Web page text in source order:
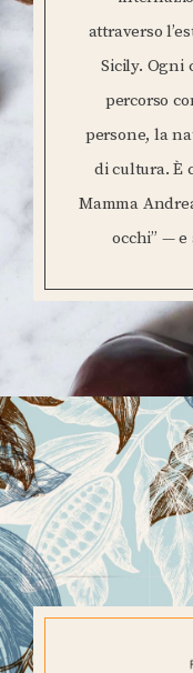
attraverso
Sicily. Ogni
percorso
persone, la
di cultura. È
Mamma
occhi” —